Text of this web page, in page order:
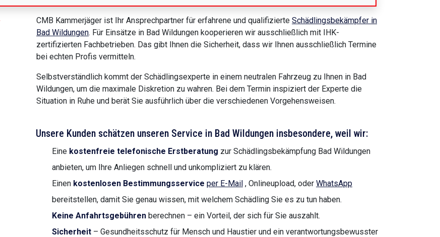
CMB Kammerjäger ist Ihr Ansprechpartner für erfahrene und qualifizierte Schädlingsbekämpfer in
Bad Wildungen. Für Einsätze in Bad Wildungen kooperieren wir ausschließlich mit IHK-
zertifizierten Fachbetrieben. Das gibt Ihnen die Sicherheit, dass wir Ihnen ausschließlich Termine
bei echten Profis vermitteln.
Selbstverständlich kommt der Schädlingsexperte in einem neutralen Fahrzeug zu Ihnen in Bad
Wildungen, um die maximale Diskretion zu wahren. Bei dem Termin inspiziert der Experte die
Situation in Ruhe und berät Sie ausführlich über die verschiedenen Vorgehensweisen.
Unsere Kunden schätzen unseren Service in Bad Wildungen insbesondere, weil wir:
Eine kostenfreie telefonische Erstberatung zur Schädlingsbekämpfung Bad Wildungen
anbieten, um Ihre Anliegen schnell und unkompliziert zu klären.
Einen kostenlosen Bestimmungsservice per E-Mail , Onlineupload, oder WhatsApp
bereitstellen, damit Sie genau wissen, mit welchem Schädling Sie es zu tun haben.
Keine Anfahrtsgebühren berechnen – ein Vorteil, der sich für Sie auszahlt.
Sicherheit – Gesundheitsschutz für Mensch und Haustier und ein verantwortungsbewusster